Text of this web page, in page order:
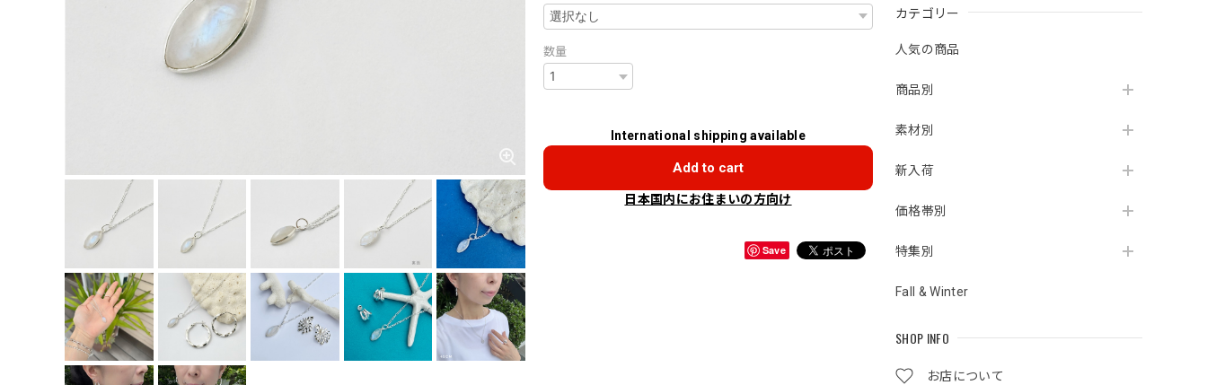
カテゴリー
人気の商品
商品別
素材別
新入荷
価格帯別
特集別
Fall & Winter
SHOP INFO
お店について
数量
International shipping available
Add to cart
日本国内にお住まいの方向け
Save